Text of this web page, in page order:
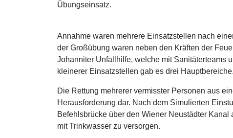
Übungseinsatz.
Annahme waren mehrere Einsatzstellen nach
der Großübung waren neben den Kräften der
Johanniter Unfallhilfe, welche mit Sanitäterteams
kleinerer Einsatzstellen gab es drei Hauptbereiche.
Die Rettung mehrerer vermisster Personen aus
Herausforderung dar. Nach dem Simulierten
Befehlsbrücke über den Wiener Neustädter
mit Trinkwasser zu versorgen.